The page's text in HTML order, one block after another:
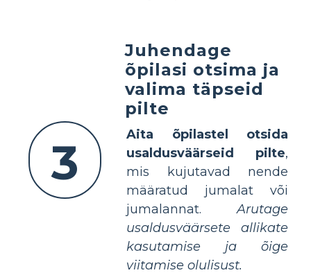
3
Juhendage
õpilasi otsima ja
valima täpseid
pilte
Aita õpilastel otsida
usaldusväärseid pilte,
mis kujutavad nende
määratud jumalat või
jumalannat.Arutage
usaldusväärsete allikate
kasutamise ja õige
viitamise olulisust.